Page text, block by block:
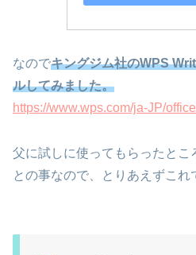
なのでキングジム社のWPS
ルしてみました。
https://www.wps.com/ja-JP/
父に試しに使ってもらったとこ
との事なので、とりあえずこれ